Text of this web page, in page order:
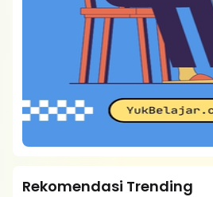
Rekomendasi Trending